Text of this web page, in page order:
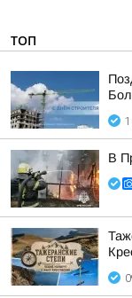
ТОП
В